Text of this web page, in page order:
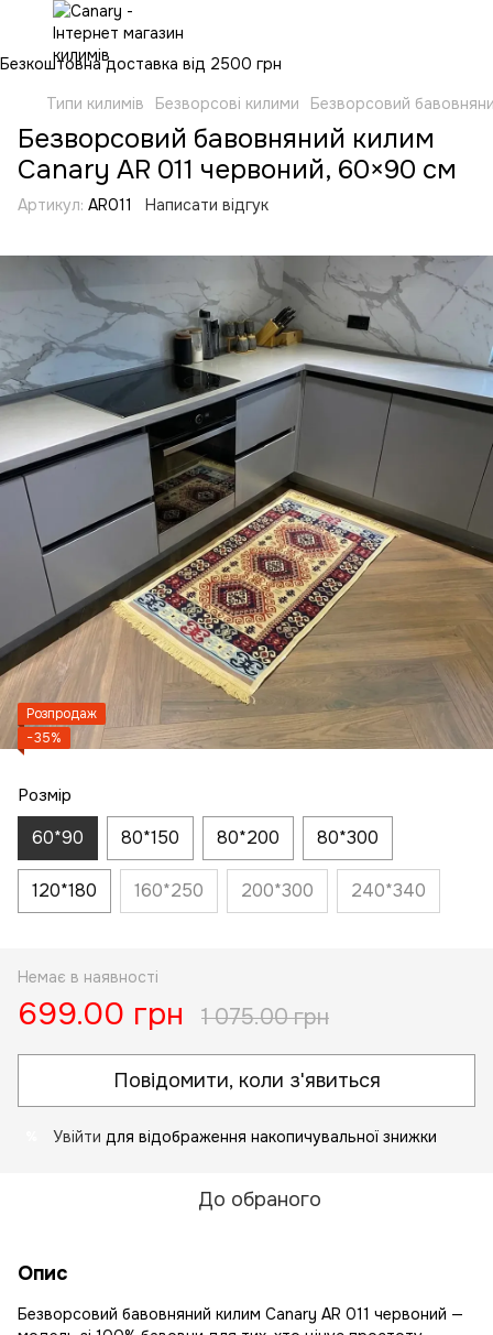
Безкоштовна доставка від 2500 грн
Типи килимів
Безворсові килими Безворсовий
Безворсовий бавовняний килим
Canary AR 011 червоний, 60×90 см
Артикул: AR011 Написати відгук
Розпродаж
−35%
Розмір
60*90 80*150 80*200 80*300
120*180 160*250 200*300 240*340
Немає в наявності
699.00 грн 1 075.00 грн
Повідомити, коли з'явиться
Увійти для відображення накопичувальної знижки
До обраного
Опис
Безворсовий бавовняний килим Canary AR 011 червоний —